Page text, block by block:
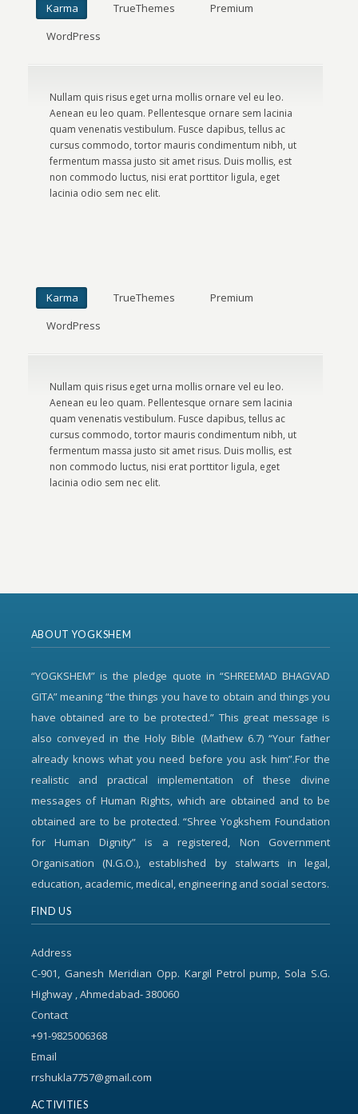
Karma TrueThemes
Premium
WordPress
Nullam quis risus eget urna mollis ornare vel eu leo.
Aenean eu leo quam. Pellentesque ornare sem lacinia
quam venenatis vestibulum. Fusce dapibus, tellus ac
cursus commodo, tortor mauris condimentum nibh, ut
fermentum massa justo sit amet risus. Duis mollis, est
non commodo luctus, nisi erat porttitor ligula, eget
lacinia odio sem nec elit.
Karma TrueThemes
Premium
WordPress
Nullam quis risus eget urna mollis ornare vel eu leo.
Aenean eu leo quam. Pellentesque ornare sem lacinia
quam venenatis vestibulum. Fusce dapibus, tellus ac
cursus commodo, tortor mauris condimentum nibh, ut
fermentum massa justo sit amet risus. Duis mollis, est
non commodo luctus, nisi erat porttitor ligula, eget
lacinia odio sem nec elit.
ABOUT YOGKSHEM
“YOGKSHEM” is the pledge quote in “SHREEMAD BHAGVAD
GITA” meaning “the things you have to obtain and things you
have obtained are to be protected.” This great message is
also conveyed in the Holy Bible (Mathew 6.7) “Your father
already knows what you need before you ask him”.For the
realistic and practical implementation of these divine
messages of Human Rights, which are obtained and to be
obtained are to be protected. “Shree Yogkshem Foundation
for Human Dignity” is a registered, Non Government
Organisation (N.G.O.), established by stalwarts in legal,
education, academic, medical, engineering and social sectors.
FIND US
Address
C-901, Ganesh Meridian Opp. Kargil Petrol pump, Sola S.G.
Highway , Ahmedabad- 380060
Contact
+91-9825006368
Email
rrshukla7757@gmail.com
ACTIVITIES